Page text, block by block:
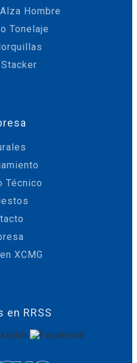
Hombre
Tonelaje
Técnico
XCMG
en RRSS